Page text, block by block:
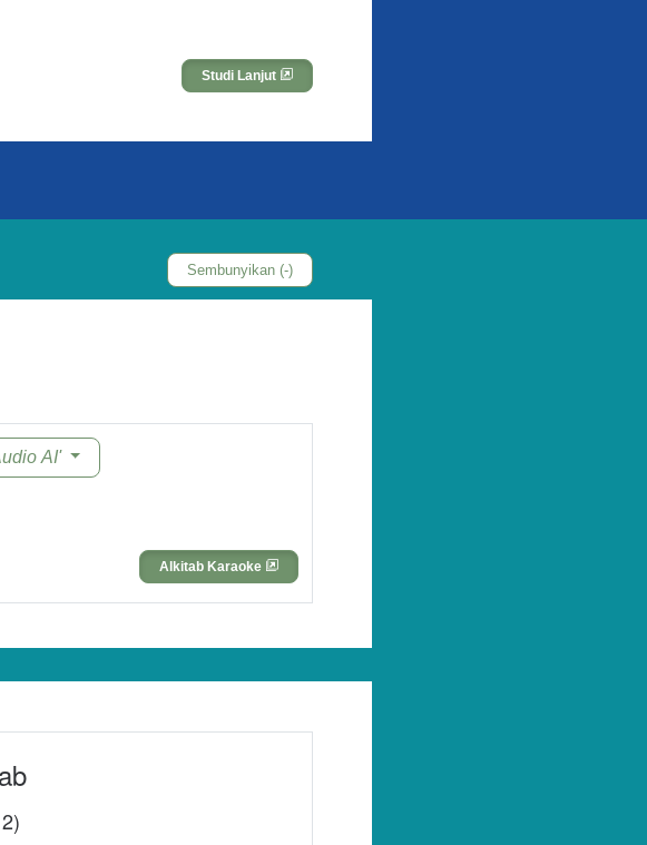
kebodohan mereka yang
dan ringan.
Studi Lanjut
Sembunyikan (-)
AI'
Alkitab Karaoke
)